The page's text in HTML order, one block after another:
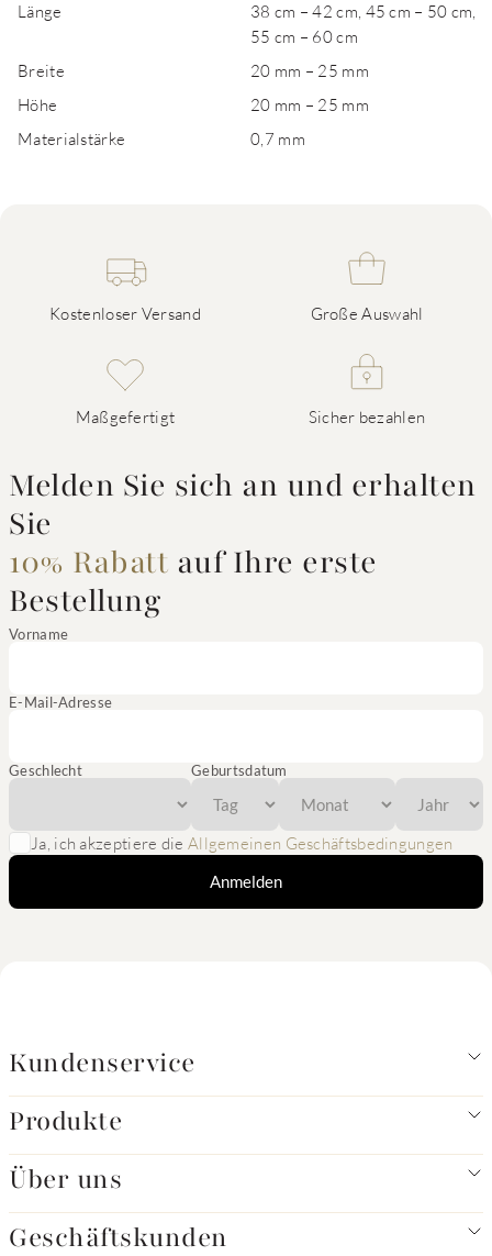
Länge
38 cm – 42 cm, 45 cm – 50 cm,
55 cm – 60 cm
Breite
20 mm – 25 mm
Höhe
20 mm – 25 mm
Materialstärke
0,7 mm
Kostenloser Versand Große Auswahl
Maßgefertigt Sicher bezahlen
Melden Sie sich an und erhalten
Sie
10% Rabatt auf Ihre erste
Bestellung
Vorname
E-Mail-Adresse
Geschlecht Geburtsdatum
Ja, ich akzeptiere die Allgemeinen Geschäftsbedingungen
Anmelden
Kundenservice
Produkte
Über uns
Geschäftskunden